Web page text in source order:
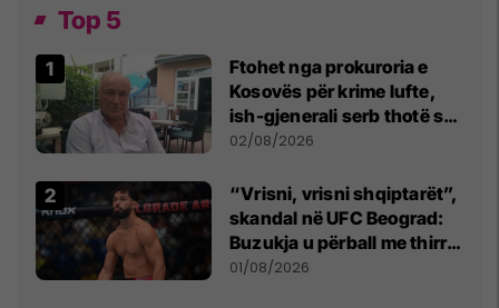
Top 5
Ftohet nga prokuroria e
Kosovës për krime lufte,
ish-gjenerali serb thotë se
dikush e tradhtoi në
02/08/2026
“Vrisni, vrisni shqiptarët”,
skandal në UFC Beograd:
Buzukja u përball me thirrje
anti-shqiptare nga
01/08/2026